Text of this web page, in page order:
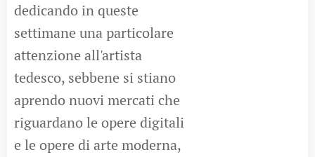
dedicando in queste
settimane una particolare
attenzione all'artista
tedesco, sebbene si stiano
aprendo nuovi mercati che
riguardano le opere digitali
e le opere di arte moderna,